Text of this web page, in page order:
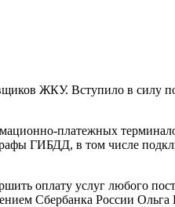
ЖКУ. Вступило в силу
платежных
ГИБДД, в том числе
оплату услуг любого
Сбербанка России